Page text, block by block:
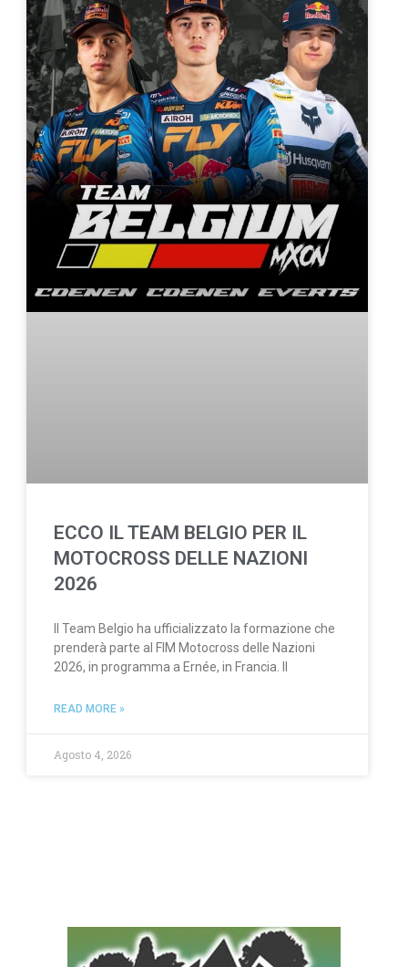
ECCO IL TEAM BELGIO PER IL
MOTOCROSS DELLE NAZIONI
2026
Il Team Belgio ha ufficializzato la formazione che
prenderà parte al FIM Motocross delle Nazioni
2026, in programma a Ernée, in Francia. Il
READ MORE »
Agosto 4, 2026